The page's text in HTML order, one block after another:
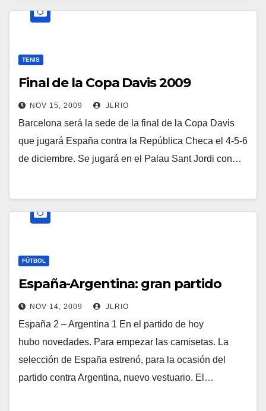
TENIS
Final de la Copa Davis 2009
NOV 15, 2009 JLRIO
Barcelona será la sede de la final de la Copa Davis
que jugará España contra la República Checa el 4-5-6
de diciembre. Se jugará en el Palau Sant Jordi con…
FÚTBOL
España-Argentina: gran partido
NOV 14, 2009 JLRIO
España 2 – Argentina 1 En el partido de hoy
hubo novedades. Para empezar las camisetas. La
selección de España estrenó, para la ocasión del
partido contra Argentina, nuevo vestuario. El…